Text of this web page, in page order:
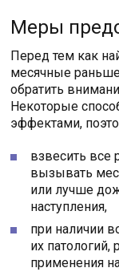
Меры
Перед тем как
месячные
обратить
Некоторые
эффектами,
взвесить все
вызывать
или лучше
наступления,
при наличии
их патологий,
применения